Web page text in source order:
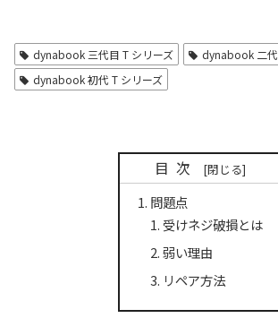
dynabook 三代目 T シリーズ
dynabook 二
dynabook 初代 T シリーズ
目次
問題点
受けネジ破損とは
弱い理由
リペア方法